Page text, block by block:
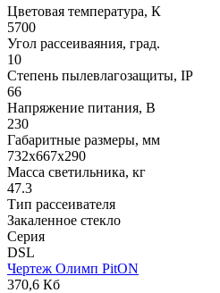
Цветовая температура, К
5700
Угол рассеиваяния, град.
10
Степень пылевлагозащиты, IP
66
Напряжение питания, В
230
Габаритные размеры, мм
732х667x290
Масса светильника, кг
47.3
Тип рассеивателя
Закаленное стекло
Серия
DSL
Чертеж Олимп PitON
370,6 Кб